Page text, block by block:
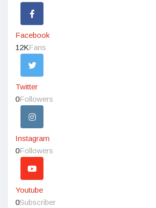
Facebook
12KFans
Twitter
0Followers
Instagram
0Followers
Youtube
0Subscriber